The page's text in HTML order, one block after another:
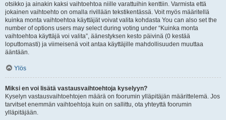
otsikko ja ainakin kaksi vaihtoehtoa niille varattuihin kenttiin. Varmista että
jokainen vaihtoehto on omalla rivillään tekstikentässä. Voit myös määritellä
kuinka monta vaihtoehtoa käyttäjät voivat valita kohdasta You can also set the
number of options users may select during voting under “Kuinka monta
vaihtoehtoa käyttäjä voi valita”, äänestyksen kesto päivinä (0 kestää
loputtomasti) ja viimeisenä voit antaa käyttäjille mahdollisuuden muuttaa
ääntään.
Ylös
Miksi en voi lisätä vastausvaihtoehtoja kyselyyn?
Kyselyn vastausvaihtoehtojen määrä on foorumin ylläpitäjän määrittelemä. Jos
tarvitset enemmän vaihtoehtoja kuin on sallittu, ota yhteyttä foorumin
ylläpitäjään.